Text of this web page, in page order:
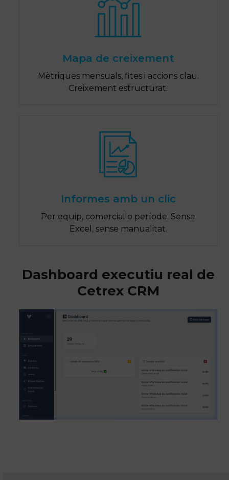
Mapa de creixement
Mètriques mensuals, fites i accions clau.
Creixement estructurat.
Informes amb un clic
Per equip, comercial o període. Sense
Excel, sense manualitat.
Dashboard executiu real de
Cetrex CRM